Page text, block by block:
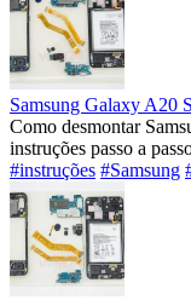
Samsung Galaxy A20
Como desmontar
instruções passo a
#instruções #Samsung